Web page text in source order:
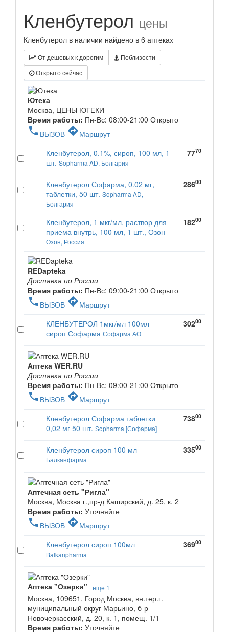
Кленбутерол цены
Кленбутерол в наличии найдено в 6 аптеках
От дешевых к дорогим
Поблизости
Открыто сейчас
Ютека
Москва, ЦЕНЫ ЮТЕКИ
Время работы: Пн-Вс: 08:00-21:00 Открыто
phone ВЫЗОВ directionsМаршрут
Кленбутерол, 0.1%, сироп, 100 мл, 1
шт. Sopharma AD, Болгария
7770
Кленбутерол Софарма, 0.02 мг,
таблетки, 50 шт. Sopharma AD,
Болгария
28600
Кленбутерол, 1 мкг/мл, раствор для
приема внутрь, 100 мл, 1 шт., Озон
Озон, Россия
18200
REDapteka
Доставка по России
Время работы: Пн-Вс: 09:00-21:00 Открыто
phone ВЫЗОВ directionsМаршрут
КЛЕНБУТЕРОЛ 1мкг/мл 100мл
сироп Софарма Софарма АО
30200
Аптека WER.RU
Доставка по России
Время работы: Пн-Вс: 09:00-21:00 Открыто
phone ВЫЗОВ directionsМаршрут
Кленбутерол Софарма таблетки
0,02 мг 50 шт. Sopharma [Софарма]
73800
Кленбутерол сироп 100 мл
Балканфарма
33500
Аптечная сеть "Ригла"
Москва, Москва г.,пр-д Каширский, д. 25, к. 2
Время работы: Уточняйте
phone ВЫЗОВ directionsМаршрут
Кленбутерол сироп 100мл
Balkanpharma
36900
Аптека "Озерки" еще 1
Москва, 109651, Город Москва, вн.тер.г.
муниципальный округ Марьино, б-р
Новочеркасский, д. 20, к. 1, помещ. 1/1
Время работы: Уточняйте